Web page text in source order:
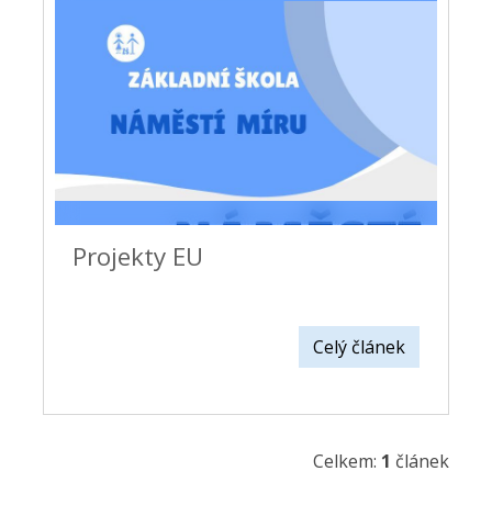
Projekty EU
Celý článek
Celkem: 1 článek